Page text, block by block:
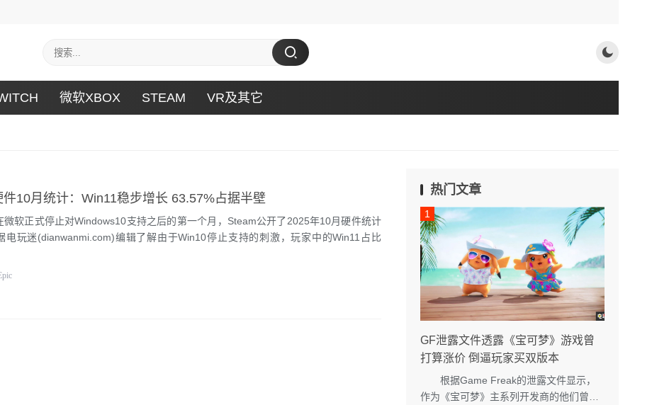
微软XBOX STEAM VR及其它
件10月统计：Win11稳步增长 63.57%占据半壁
正式停止对Windows10支持之后的第一个月，Steam公开了2025年10月硬件统计
电玩迷(dianwanmi.com)编辑了解由于Win10停止支持的刺激，玩家中的Win11占比
热门文章
GF泄露文件透露《宝可梦》游戏曾
打算涨价 倒逼玩家买双版本
根据Game Freak的泄露文件显示，
作为《宝可梦》主系列开发商的他们曾经